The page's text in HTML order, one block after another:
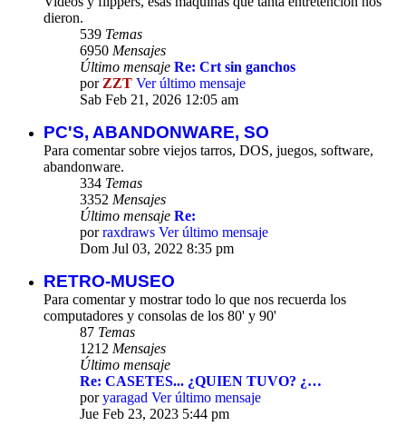
dieron.
539 Temas
6950 Mensajes
Último mensaje Re: Crt sin ganchos
porZZT Ver último mensaje
Sab Feb 21, 2026 12:05 am
PC'S, ABANDONWARE, SO
Para comentar sobre viejos tarros, DOS, juegos, software,
abandonware.
334 Temas
3352 Mensajes
Último mensaje Re:
porraxdraws Ver último mensaje
Dom Jul 03, 2022 8:35 pm
RETRO-MUSEO
Para comentar y mostrar todo lo que nos recuerda los
computadores y consolas de los 80' y 90'
87 Temas
1212 Mensajes
Último mensaje
Re: CASETES... ¿QUIEN TUVO? ¿…
poryaragad Ver último mensaje
Jue Feb 23, 2023 5:44 pm